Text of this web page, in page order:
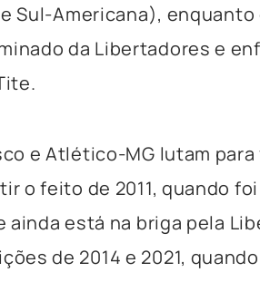
Sul-Americana), enquanto
da Libertadores e
e Atlético-MG lutam
o feito de 2011, quando
ainda está na briga pela
de 2014 e 2021,